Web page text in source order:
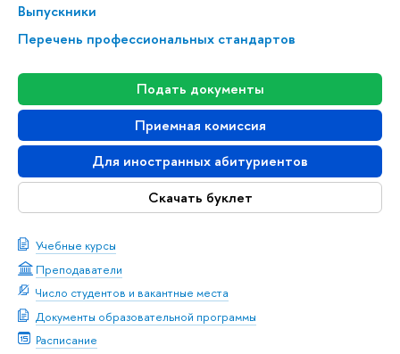
Выпускники
Перечень профессиональных стандартов
Подать документы
Приемная комиссия
Для иностранных абитуриентов
Скачать буклет
Учебные курсы
Преподаватели
Число студентов и вакантные места
Документы образовательной программы
Расписание